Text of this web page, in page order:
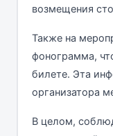
возмещения
Также на
фонограмма,
билете. Эта
организатора
В целом,